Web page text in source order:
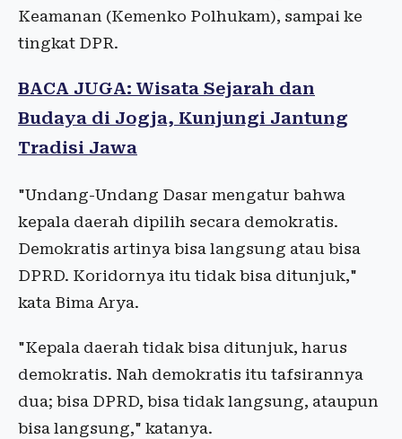
Keamanan (Kemenko Polhukam), sampai ke
tingkat DPR.
BACA JUGA: Wisata Sejarah dan
Budaya di Jogja, Kunjungi Jantung
Tradisi Jawa
"Undang-Undang Dasar mengatur bahwa
kepala daerah dipilih secara demokratis.
Demokratis artinya bisa langsung atau bisa
DPRD. Koridornya itu tidak bisa ditunjuk,"
kata Bima Arya.
"Kepala daerah tidak bisa ditunjuk, harus
demokratis. Nah demokratis itu tafsirannya
dua; bisa DPRD, bisa tidak langsung, ataupun
bisa langsung," katanya.